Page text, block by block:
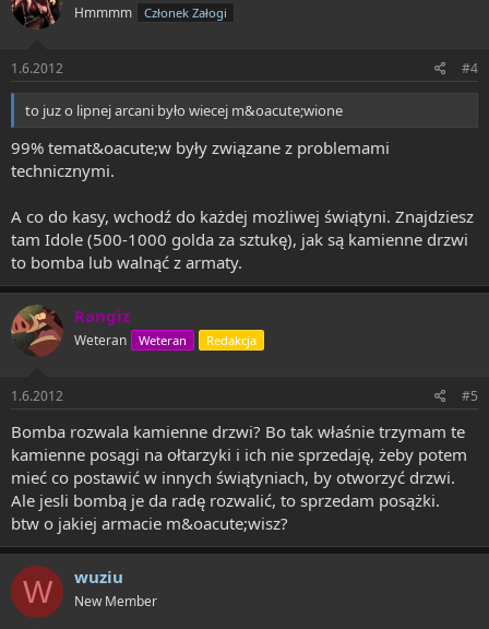
Hmmmm Członek Załogi
1.6.2012 #4
to juz o lipnej arcani było wiecej m&oacute;wione
99% temat&oacute;w były związane z problemami
technicznymi.
A co do kasy, wchodź do każdej możliwej świątyni. Znajdziesz
tam Idole (500-1000 golda za sztukę), jak są kamienne drzwi
to bomba lub walnąć z armaty.
Rangiz
Weteran Weteran Redakcja
1.6.2012 #5
Bomba rozwala kamienne drzwi? Bo tak właśnie trzymam te
kamienne posągi na ołtarzyki i ich nie sprzedaję, żeby potem
mieć co postawić w innych świątyniach, by otworzyć drzwi.
Ale jesli bombą je da radę rozwalić, to sprzedam posążki.
btw o jakiej armacie m&oacute;wisz?
W wuziu
New Member